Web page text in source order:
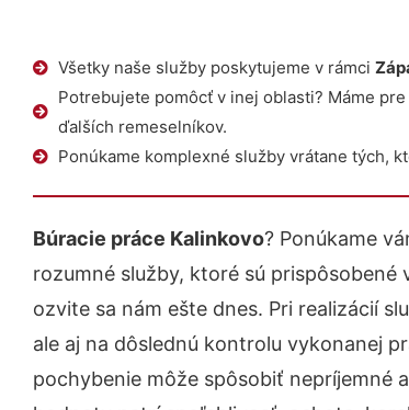
Všetky naše služby poskytujeme v rámci
Potrebujete pomôcť v inej oblasti? Máme
ďalších remeselníkov.
Ponúkame komplexné služby vrátane tých,
Búracie práce Kalinkovo? Ponúkame
rozumné služby, ktoré sú prispôsobené
ozvite sa nám ešte dnes. Pri realizácií
ale aj na dôslednú kontrolu vykonanej
pochybenie môže spôsobiť nepríjemné